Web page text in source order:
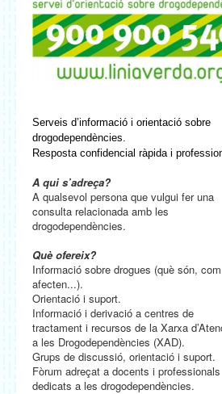
Serveis d’informació i orientació sobre
drogodependències.
Resposta confidencial ràpida i
A qui s’adreça?
A qualsevol persona que vulgui fer una
consulta relacionada amb les
drogodependències.
Què ofereix?
Informació sobre drogues (què són, com
afecten...).
Orientació i suport.
Informació i derivació a centres de
tractament i recursos de la Xarxa
a les Drogodependències (XAD).
Grups de discussió, orientació i suport.
Fòrum adreçat a docents i professionals
dedicats a les drogodependències.